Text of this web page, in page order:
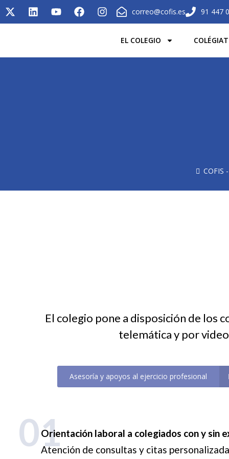
correo@cofis.es 91 447
EL COLEGIO
COFIS
El colegio pone a disposición de los
telemática y por
Asesoría y apoyos al ejercicio profesional
Orientación laboral a colegiados con y sin
Atención de consultas y citas
01